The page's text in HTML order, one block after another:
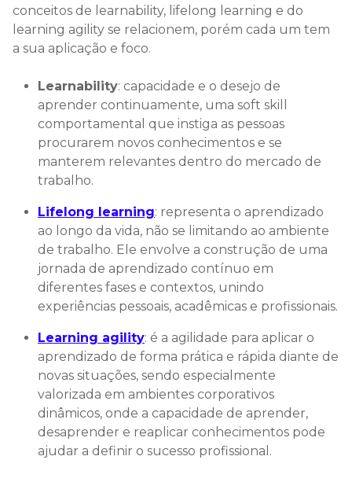
conceitos de learnability, lifelong learning e do
learning agility se relacionem, porém cada um tem
a sua aplicação e foco.
Learnability: capacidade e o desejo de
aprender continuamente, uma soft skill
comportamental que instiga as pessoas
procurarem novos conhecimentos e se
manterem relevantes dentro do mercado de
trabalho.
Lifelong learning: representa o aprendizado
ao longo da vida, não se limitando ao ambiente
de trabalho. Ele envolve a construção de uma
jornada de aprendizado contínuo em
diferentes fases e contextos, unindo
experiências pessoais, acadêmicas e profissionais.
Learning agility: é a agilidade para aplicar o
aprendizado de forma prática e rápida diante de
novas situações, sendo especialmente
valorizada em ambientes corporativos
dinâmicos, onde a capacidade de aprender,
desaprender e reaplicar conhecimentos pode
ajudar a definir o sucesso profissional.